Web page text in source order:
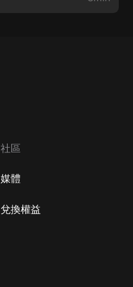
社區
媒體
兌換權益